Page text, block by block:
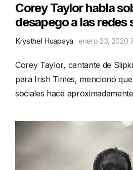
Corey Taylor habla
desapego a las redes
Krysthel Huapaya enero 23, 2020
Corey Taylor, cantante de
para Irish Times, mencionó
sociales hace